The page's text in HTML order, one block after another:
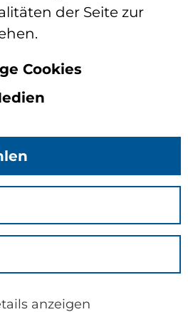
zu
um die Ausfallrate durch
Anwendungen zu
GmbH; Eltra GmbH;
der Seite zur
Cookies
anzeigen